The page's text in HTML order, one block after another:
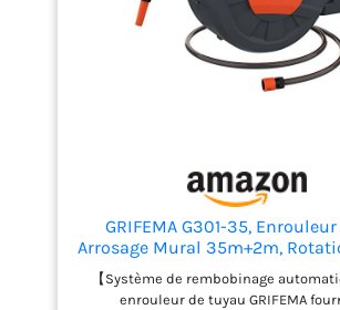
GRIFEMA G301-35,
Arrosage Mural 35m+2m,
Complet avec Pistolet,
Support Mural
【Système de rembobinage
enrouleur de tuyau GRIFEMA